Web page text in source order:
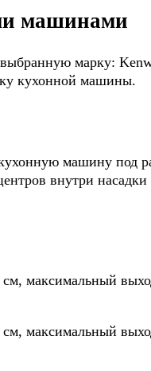
машинами
выбранную марку:
кухонной машины.
машину под
внутри
см, максимальный
см, максимальный